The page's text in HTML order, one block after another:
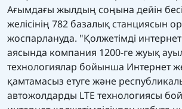
Ағымдағы жылдың соңына дейін
желісінің 782 базалық станциясын
жоспарлануда. "Қолжетімді
аясында компания 1200-ге жуық
технологиялар бойынша Интернет
қамтамасыз етуге және
автожолдарды LTE технологиясы